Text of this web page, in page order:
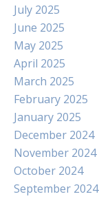
July 2025
June 2025
May 2025
April 2025
March 2025
February 2025
January 2025
December 2024
November 2024
October 2024
September 2024